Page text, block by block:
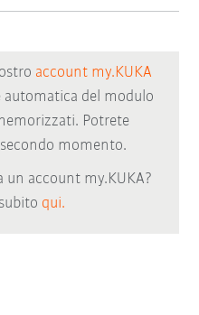
account my.KUKA
automatica del modulo
Potrete
momento.
un account my.KUKA?
qui.